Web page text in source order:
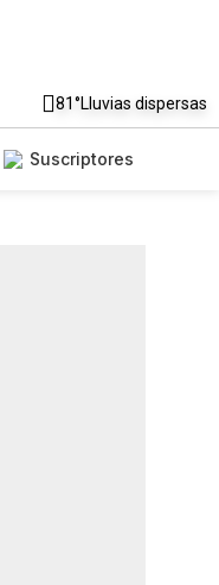
81°Lluvias dispersas
Suscriptores